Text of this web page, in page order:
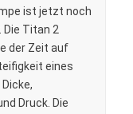
ist jetzt noch
Titan 2
der Zeit auf
eines
Druck. Die